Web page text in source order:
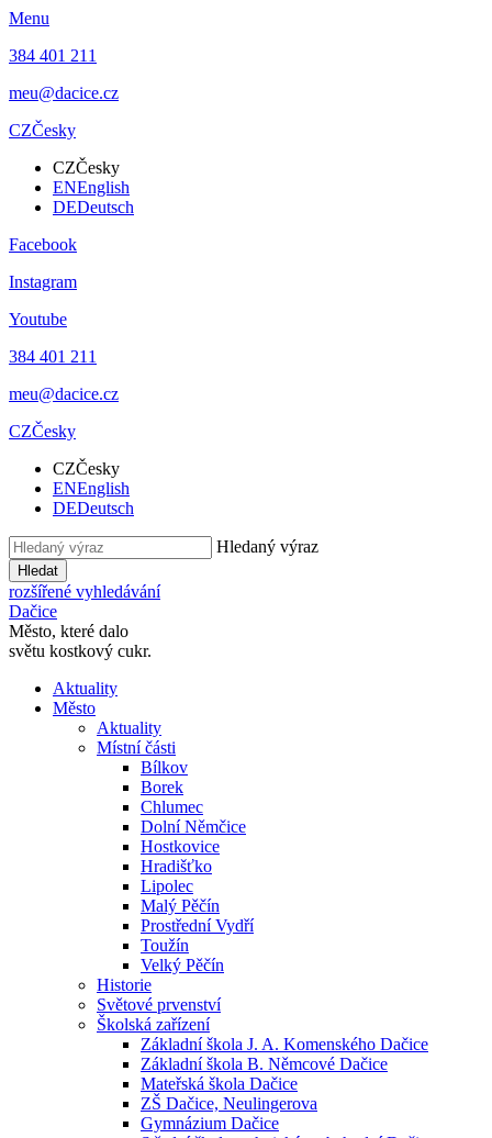
Menu
384 401 211
meu@dacice.cz
CZČesky
CZČesky
ENEnglish
DEDeutsch
Facebook
Instagram
Youtube
384 401 211
meu@dacice.cz
CZČesky
CZČesky
ENEnglish
DEDeutsch
Hledaný výraz
Hledat
rozšířené vyhledávání
Dačice
Město, které dalo
světu kostkový cukr.
Aktuality
Město
Aktuality
Místní části
Bílkov
Borek
Chlumec
Dolní Němčice
Hostkovice
Hradišťko
Lipolec
Malý Pěčín
Prostřední Vydří
Toužín
Velký Pěčín
Historie
Světové prvenství
Školská zařízení
Základní škola J. A. Komenského Dačice
Základní škola B. Němcové Dačice
Mateřská škola Dačice
ZŠ Dačice, Neulingerova
Gymnázium Dačice